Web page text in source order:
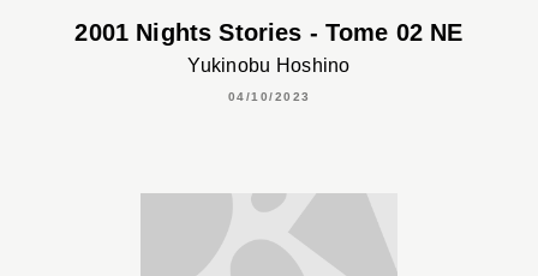
2001 Nights Stories - Tome 02 NE
Yukinobu Hoshino
04/10/2023